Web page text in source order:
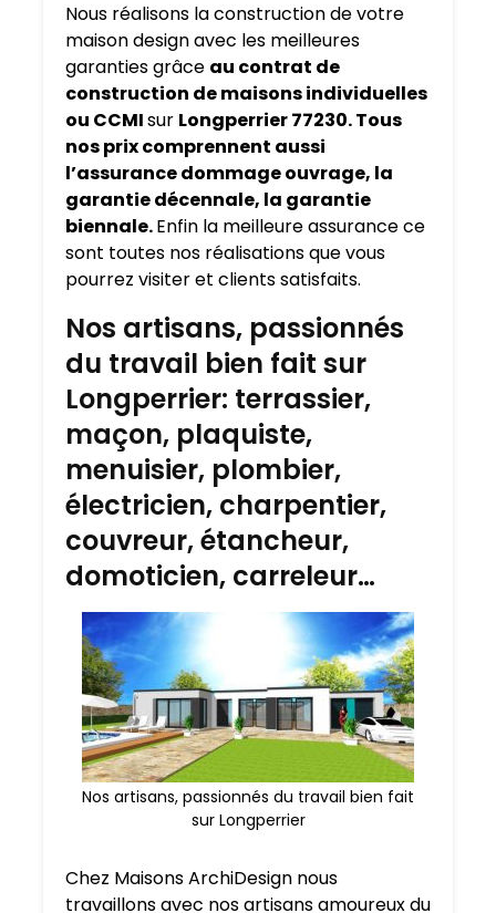
Nous réalisons la construction de votre
maison design avec les meilleures
garanties grâce au contrat de
construction de maisons individuelles
ou CCMIsur Longperrier 77230. Tous
nos prix comprennent aussi
l’assurance dommage ouvrage, la
garantie décennale, la garantie
biennale.Enfin la meilleure assurance ce
sont toutes nos réalisations que vous
pourrez visiter et clients satisfaits.
Nos artisans, passionnés
du travail bien fait sur
Longperrier: terrassier,
maçon, plaquiste,
menuisier, plombier,
électricien, charpentier,
couvreur, étancheur,
domoticien, carreleur…
Nos artisans, passionnés du travail bien fait
sur Longperrier
Chez Maisons ArchiDesign nous
travaillons avec nos artisans amoureux du